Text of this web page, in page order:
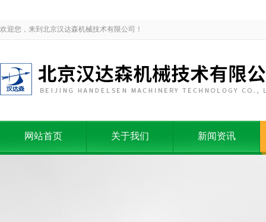
欢迎您，来到北京汉达森机械技术有限公司！
网站首页 关于我们 新闻资讯